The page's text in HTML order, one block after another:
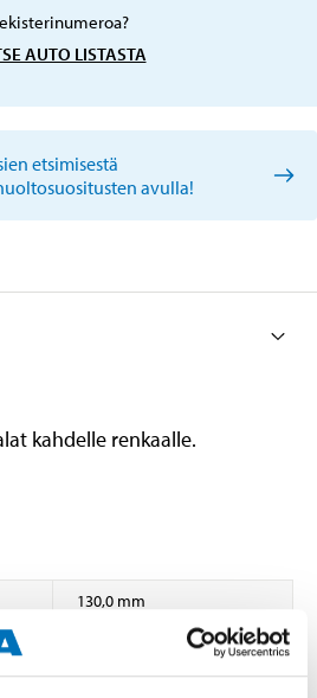
AUTO LISTASTA
etsimisestä
avulla!
kahdelle renkaalle.
130,0 mm
18,0 mm